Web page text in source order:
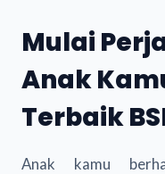
Mulai
Anak
Terbaik
Anak kamu